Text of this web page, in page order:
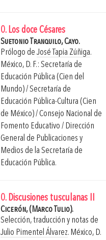
0. Los doce Césares
Suetonio Tranquilo, Cayo.
Prólogo de José Tapia Zúñiga.
México, D. F.: Secretaría de
Educación Pública (Cien del
Mundo) / Secretaría de
Educación Pública-Cultura (Cien
de México) / Consejo Nacional de
Fomento Educativo / Dirección
General de Publicaciones y
Medios de la Secretaría de
Educación Pública.
0. Discusiones tusculanas II
Cicerón, (Marco Tulio).
Selección, traducción y notas de
Julio Pimentel Álvarez. México, D.